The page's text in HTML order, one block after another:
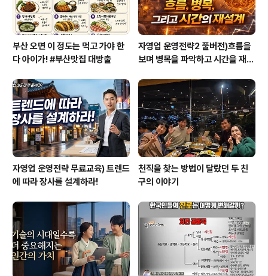
부산 오면 이 정도는 먹고 가야 한
다 아이가! #부산맛집 대방출
자영업 운영전략2 풀버전)흐름을
보며 병목을 파악하고 시간을 재설
자영업 운영전략 무료교육) 트렌드
에 따라 장사를 설계하라!
천직을 찾는 방법이 달랐던 두 친
구의 이야기